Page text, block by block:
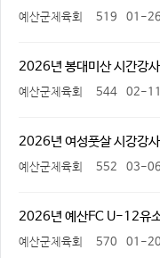
예산군체육회 519 01-26
2026년 봉대미산 시간강
예산군체육회 544 02-11
2026년 여성풋살 시강강
예산군체육회 552 03-06
2026년 예산FC U-12유
예산군체육회 570 01-20